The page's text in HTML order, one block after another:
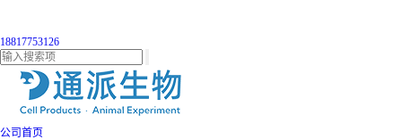
18817753126
公司首页